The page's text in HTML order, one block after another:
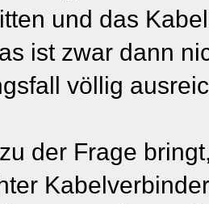
und das
ist zwar dann
völlig
der Frage